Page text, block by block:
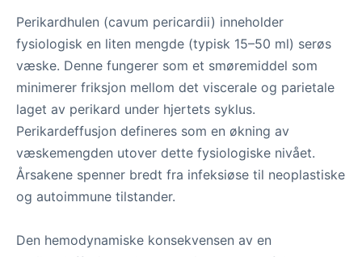
Perikardhulen (cavum pericardii) inneholder
fysiologisk en liten mengde (typisk 15–50 ml) serøs
væske. Denne fungerer som et smøremiddel som
minimerer friksjon mellom det viscerale og parietale
laget av perikard under hjertets syklus.
Perikardeffusjon defineres som en økning av
væskemengden utover dette fysiologiske nivået.
Årsakene spenner bredt fra infeksiøse til neoplastiske
og autoimmune tilstander.
Den hemodynamiske konsekvensen av en